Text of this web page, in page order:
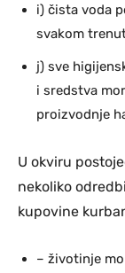
i) čista voda
svakom
j) sve
i sredstva
proizvodnje
U okviru
nekoliko
kupovine
– životinje